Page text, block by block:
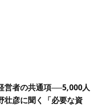
営者の共通項──5,000人
壮彦に聞く「必要な資